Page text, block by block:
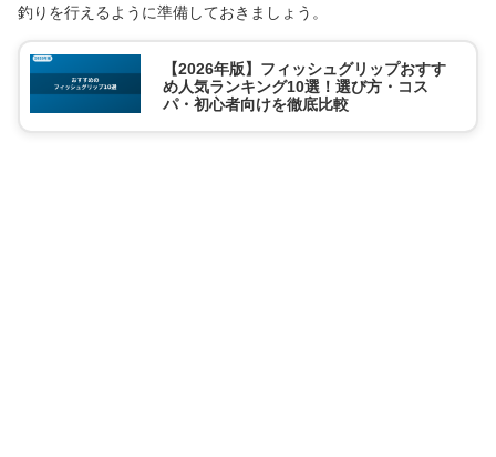
釣りを行えるように準備しておきましょう。
【2026年版】フィッシュグリップおすす
め人気ランキング10選！選び方・コス
パ・初心者向けを徹底比較